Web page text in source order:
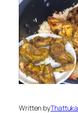
Written by